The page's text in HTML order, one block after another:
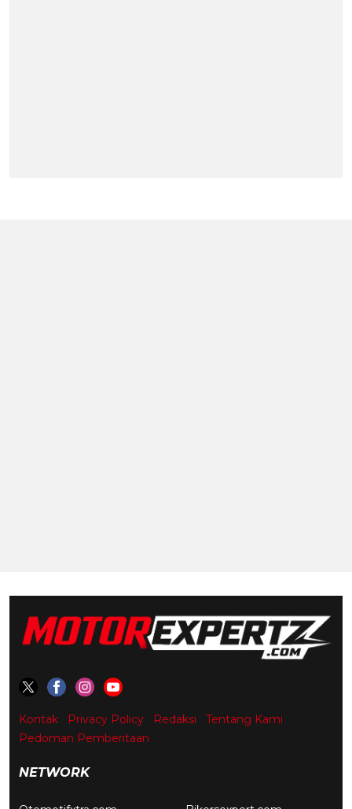
Kontak Privacy Policy Redaksi
Tentang Kami
Pedoman Pemberitaan
NETWORK